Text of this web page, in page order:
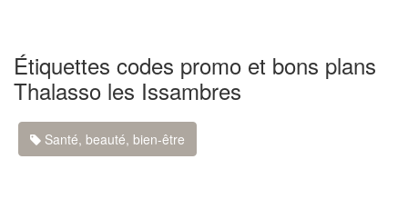
Étiquettes codes promo et bons plans
Thalasso les Issambres
Santé, beauté, bien-être